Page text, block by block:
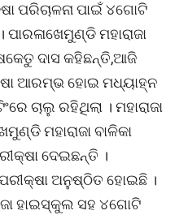
ପରିଚାଳନା ପାଇଁ ୪ଗୋଟି
ମହାରାଜା
ଦାସ କହିଛନ୍ତି,ଆଜି
ଆରମ୍ଭ ହୋଇ ମଧ୍ୟାହ୍ନ
ଚାଲୁ ରହିଥିଲା । ମହାରାଜା
ମହାରାଜା ବାଳିକା
ଦେଇଛନ୍ତି ।
ଅନୁଷ୍ଠିତ ହୋଇଛି ।
ହାଇସ୍କୁଲ ସହ ୪ଗୋଟି